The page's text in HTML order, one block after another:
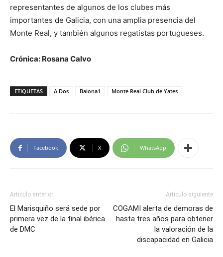
representantes de algunos de los clubes más
importantes de Galicia, con una amplia presencia del
Monte Real, y también algunos regatistas portugueses.
Crónica: Rosana Calvo
ETIQUETAS A Dos Baiona1 Monte Real Club de Yates
Facebook X WhatsApp
Artículo anterior
El Marisquiño será sede por
primera vez de la final ibérica
de DMC
Artículo siguiente
COGAMI alerta de demoras de
hasta tres años para obtener
la valoración de la
discapacidad en Galicia